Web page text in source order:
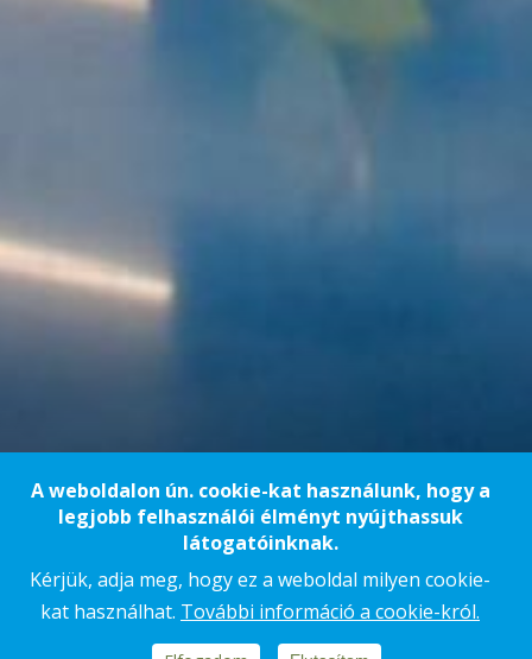
Arad 20 000 m² 2018
A weboldalon ún. cookie-kat használunk, hogy a
legjobb felhasználói élményt nyújthassuk
látogatóinknak.
Kérjük, adja meg, hogy ez a weboldal milyen cookie-
kat használhat. További információ a cookie-król.